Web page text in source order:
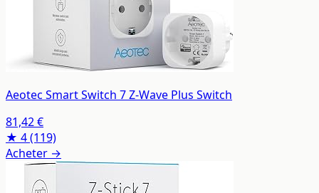
Aeotec Smart Switch 7 Z-Wave Plus Switch
81,42 €
★ 4(119)
Acheter →